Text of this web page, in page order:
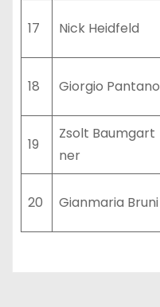
17 Nick Heidfeld
18 Giorgio Pantano
19
Zsolt Baumgart
ner
20 Gianmaria Bruni